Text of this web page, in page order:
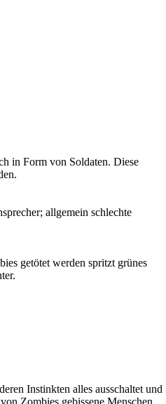
in Form von Soldaten. Diese
allgemein schlechte
getötet werden spritzt grünes
Instinkten alles ausschaltet und
Zombies gebissene Menschen